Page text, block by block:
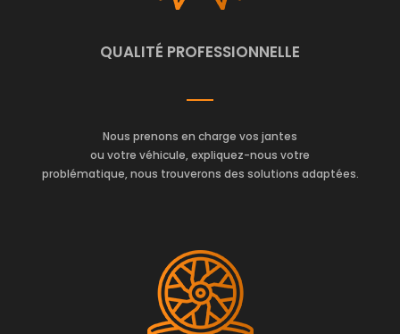
QUALITÉ PROFESSIONNELLE
Nous prenons en charge vos jantes
ou votre véhicule, expliquez-nous votre
problématique, nous trouverons des solutions adaptées.